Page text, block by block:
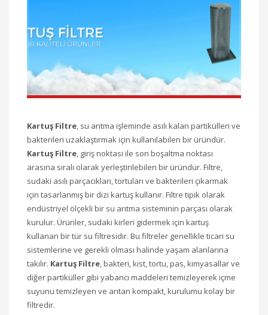
Kartuş Filtre, su arıtma işleminde asılı kalan partikülleri ve
bakterileri uzaklaştırmak için kullanılabilen bir üründür.
Kartuş Filtre, giriş noktası ile son boşaltma noktası
arasına sıralı olarak yerleştirilebilen bir üründür. Filtre,
sudaki asılı parçacıkları, tortuları ve bakterileri çıkarmak
için tasarlanmış bir dizi kartuş kullanır. Filtre tipik olarak
endüstriyel ölçekli bir su arıtma sisteminin parçası olarak
kurulur. Ürünler, sudaki kirleri gidermek için kartuş
kullanan bir tür su filtresidir. Bu filtreler genellikle ticari su
sistemlerine ve gerekli olması halinde yaşam alanlarına
takılır. Kartuş Filtre, bakteri, kist, tortu, pas, kimyasallar ve
diğer partiküller gibi yabancı maddeleri temizleyerek içme
suyunu temizleyen ve arıtan kompakt, kurulumu kolay bir
filtredir.